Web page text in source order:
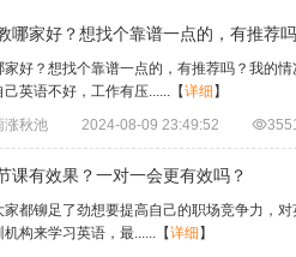
哪家好？想找个靠谱一点的，有推荐
家好？想找个靠谱一点的，有推荐吗？我的
英语不好，工作有压...... 【详细 】
涨秋池
2024-08-09 23:49:52 
课有效果？一对一会更有效吗？
都铆足了劲想要提高自己的职场竞争力，
构来学习英语，最...... 【详细 】